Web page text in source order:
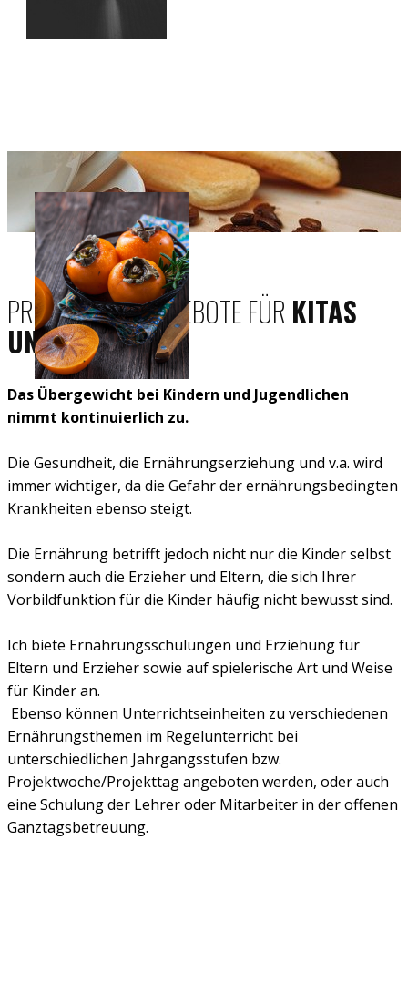
PRÄVENTIONSANGEBOTE FÜR KITAS
UND SCHULEN
Das Übergewicht bei Kindern und Jugendlichen
nimmt kontinuierlich zu.
Die Gesundheit, die Ernährungserziehung und v.a. wird
immer wichtiger, da die Gefahr der ernährungsbedingten
Krankheiten ebenso steigt.
Die Ernährung betrifft jedoch nicht nur die Kinder selbst
sondern auch die Erzieher und Eltern, die sich Ihrer
Vorbildfunktion für die Kinder häufig nicht bewusst sind.
Ich biete Ernährungsschulungen und Erziehung für
Eltern und Erzieher sowie auf spielerische Art und Weise
für Kinder an.
Ebenso können Unterrichtseinheiten zu verschiedenen
Ernährungsthemen im Regelunterricht bei
unterschiedlichen Jahrgangsstufen bzw.
Projektwoche/Projekttag angeboten werden, oder auch
eine Schulung der Lehrer oder Mitarbeiter in der offenen
Ganztagsbetreuung.